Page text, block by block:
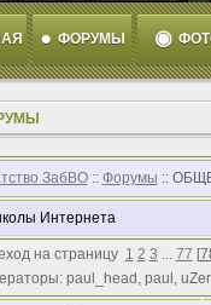
● ФОРУМЫ ◉
ЗабВО:: Форумы ::
Интернета
на страницу 1 2 3 ... 77 [
paul_head, paul, uZer